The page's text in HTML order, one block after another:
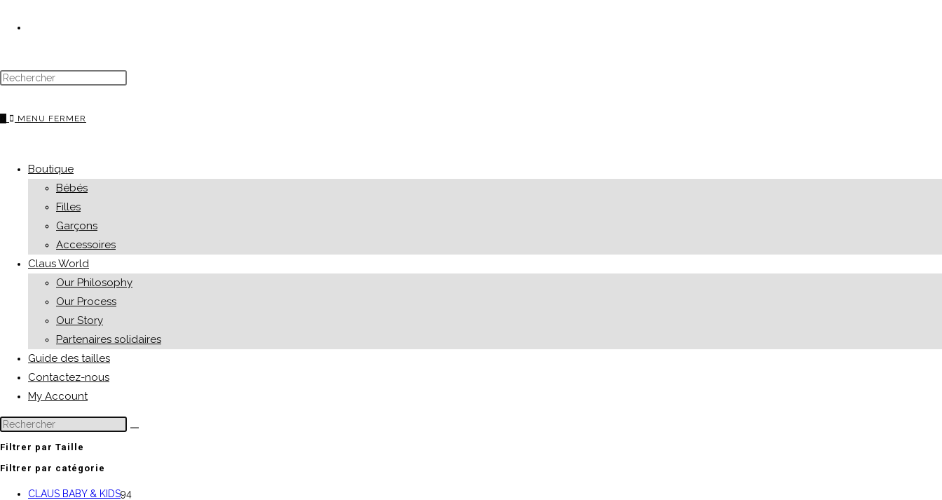
MENU FERMER
Boutique
Bébés
Filles
Garçons
Accessoires
Claus World
Our Philosophy
Our Process
Our Story
Partenaires solidaires
Guide des tailles
Contactez-nous
My Account
Filtrer par Taille
Filtrer par catégorie
CLAUS BABY & KIDS94